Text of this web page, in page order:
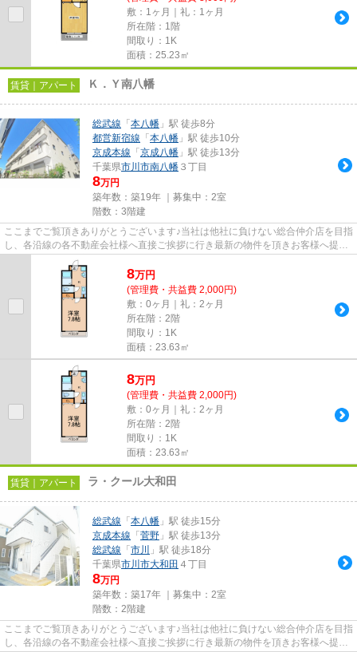
敷：1ヶ月｜礼：1ヶ月
所在階：1階
間取り：1K
面積：25.23㎡
賃貸｜アパート Ｋ．Ｙ南八幡
総武線 「 本八幡 」駅 徒歩8分
都営新宿線 「 本八幡 」駅 徒歩10分
京成本線 「 京成八幡 」駅 徒歩13分
千葉県市川市南八幡 ３丁目
8万円
築年数：築19年 ｜募集中： 2室
階数：3階建
ここまでご覧頂きありがとうございます♪当社は他社に負けない総合仲介店を目指
し、各沿線の各不動産会社様へ直接ご挨拶に行き最新の物件を頂きお客様へ提供
しております！最新の情報は...
8万円
(管理費・共益費 2,000円)
敷：0ヶ月｜礼：2ヶ月
所在階：2階
間取り：1K
面積：23.63㎡
8万円
(管理費・共益費 2,000円)
敷：0ヶ月｜礼：2ヶ月
所在階：2階
間取り：1K
面積：23.63㎡
賃貸｜アパート ラ・クール大和田
総武線 「 本八幡 」駅 徒歩15分
京成本線 「 菅野 」駅 徒歩13分
総武線 「 市川
」駅 徒歩18分
千葉県市川市大和田 ４丁目
8万円
築年数：築17年 ｜募集中： 2室
階数：2階建
ここまでご覧頂きありがとうございます♪当社は他社に負けない総合仲介店を目指
し、各沿線の各不動産会社様へ直接ご挨拶に行き最新の物件を頂きお客様へ提供